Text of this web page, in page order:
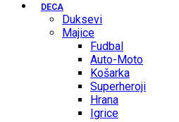
DECA
Duksevi
Majice
Fudbal
Auto-Moto
Košarka
Superheroji
Hrana
Igrice